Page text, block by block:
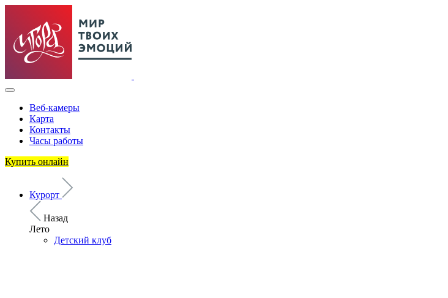
Веб-камеры
Карта
Контакты
Часы работы
Купить онлайн
Курорт
Назад
Лето
Детский клуб